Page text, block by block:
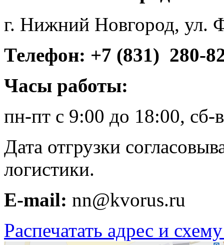
г. Нижний Новгород, ул.
Телефон: +7 (831) 280-
Часы работы:
пн-пт с 9:00 до 18:00,
Дата отгрузки
логистики.
E-mail: nn@kvorus.ru
Распечатать адрес и